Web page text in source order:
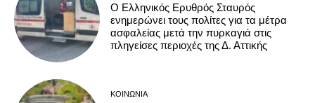
Ο Ελληνικός Ερυθρός Σταυρός
ενημερώνει τους πολίτες για τα μέτρα
ασφαλείας μετά την πυρκαγιά στις
πληγείσες περιοχές της Δ. Αττικής
ΚΟΙΝΩΝΊΑ